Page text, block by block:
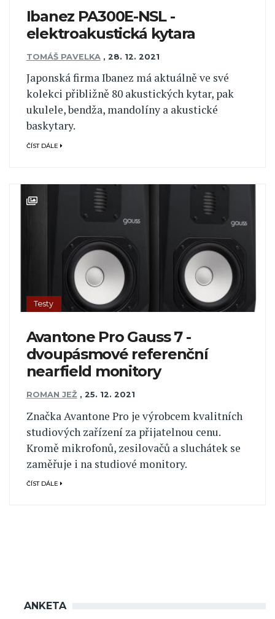
Ibanez PA300E-NSL -
elektroakustická kytara
TOMÁŠ PAVELKA , 28. 12. 2021
Japonská firma Ibanez má aktuálně ve své
kolekci přibližně 80 akustických kytar, pak
ukulele, bendža, mandolíny a akustické
baskytary.
ČÍST DÁLE
Testy
Avantone Pro Gauss 7 -
dvoupásmové referenční
nearfield monitory
ROMAN JEŽ , 25. 12. 2021
Značka Avantone Pro je výrobcem kvalitních
studiových zařízení za přijatelnou cenu.
Kromě mikrofonů, zesilovačů a sluchátek se
zaměřuje i na studiové monitory.
ČÍST DÁLE
ANKETA